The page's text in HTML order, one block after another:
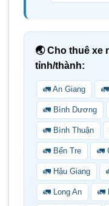
🌏 Cho thuê xe
tỉnh/thành:
🚛 An Giang
🚛 Bình Dương
🚛 Bình Thuận
🚛 Bến Tre 🚛
🚛 Hậu Giang
🚛 Long An 🚛